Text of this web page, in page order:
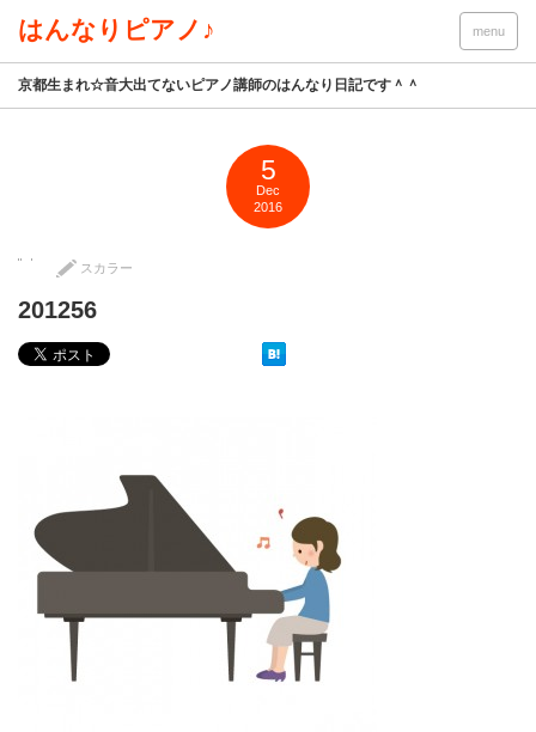
はんなりピアノ♪ menu
京都生まれ☆音大出てないピアノ講師のはんなり日記です＾＾
5
Dec
2016
スカラー
201256